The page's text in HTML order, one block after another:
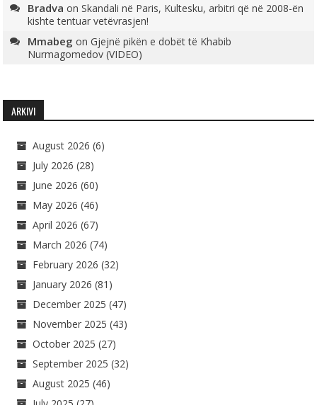
Bradva onSkandali në Paris, Kultesku, arbitri që në 2008-ën
kishte tentuar vetëvrasjen!
Mmabeg onGjejnë pikën e dobët të Khabib
Nurmagomedov (VIDEO)
ARKIVI
August 2026 (6)
July 2026 (28)
June 2026 (60)
May 2026 (46)
April 2026 (67)
March 2026 (74)
February 2026 (32)
January 2026 (81)
December 2025 (47)
November 2025 (43)
October 2025 (27)
September 2025 (32)
August 2025 (46)